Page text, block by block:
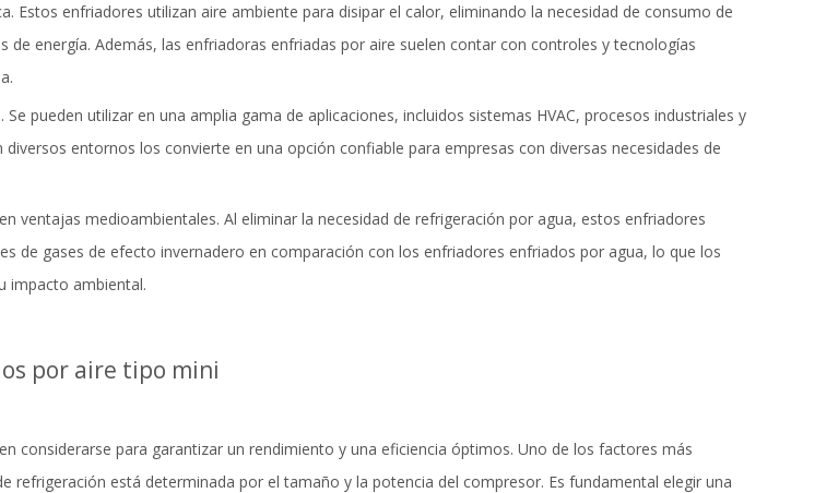
Estos enfriadores utilizan aire ambiente para disipar el calor, eliminando la necesidad de consumo de
energía. Además, las enfriadoras enfriadas por aire suelen contar con controles y tecnologías
pueden utilizar en una amplia gama de aplicaciones, incluidos sistemas HVAC, procesos industriales y
entornos los convierte en una opción confiable para empresas con diversas necesidades de
ventajas medioambientales. Al eliminar la necesidad de refrigeración por agua, estos enfriadores
de gases de efecto invernadero en comparación con los enfriadores enfriados por agua, lo que los
impacto ambiental.
por aire tipo mini
considerarse para garantizar un rendimiento y una eficiencia óptimos. Uno de los factores más
refrigeración está determinada por el tamaño y la potencia del compresor. Es fundamental elegir una